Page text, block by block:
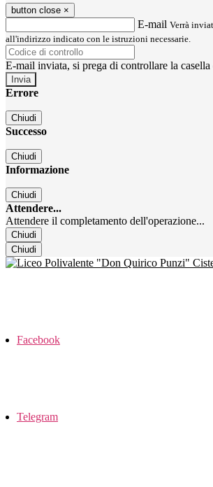
button close ×
E-mail Verrà
all'indirizzo indicato con le istruzioni necessarie.
E-mail inviata, si prega di controllare la
Errore
Chiudi
Successo
Chiudi
Informazione
Chiudi
Attendere...
Attendere il completamento dell'operazione...
Chiudi
Chiudi
Facebook
Telegram